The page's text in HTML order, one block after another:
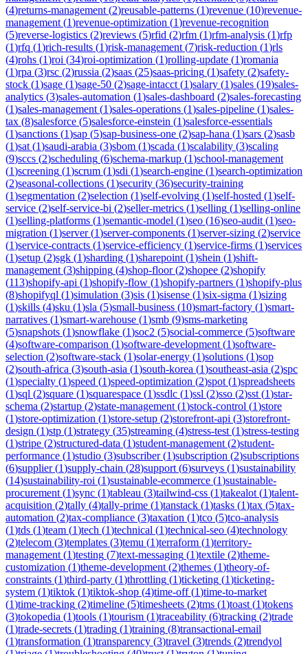
(4)returns-management (2)reusable-patterns (1)revenue (10)revenue-
management (1)revenue-optimization (1)revenue-recognition
(5)reverse-logistics (2)reviews (5)rfid (2)rfm (1)rfm-analysis (1)rfp
(1)rfq (1)rich-results (1)risk-management (7)risk-reduction (1)rls
(4)rohs (1)roi (34)roi-optimization (1)rolling-update (1)romania
(1)rpa (3)rsc (2)russia (2)saas (25)saas-pricing (1)safety (2)safety-
stock (1)sage (1)sage-50 (2)sage-intacct (1)salary (1)sales (19)sales-
analytics (3)sales-automation (1)sales-dashboard (2)sales-forecasting
(1)sales-management (1)sales-operations (1)sales-pipeline (1)sales-
tax (8)salesforce (5)salesforce-einstein (1)salesforce-essentials
(1)sanctions (1)sap (5)sap-business-one (2)sap-hana (1)sars (2)sasb
(1)sat (1)saudi-arabia (3)sbom (1)scada (1)scalability (3)scaling
(9)sccs (2)scheduling (6)schema-markup (1)school-management
(1)screening (1)scrum (1)sdi (1)search-engine (1)search-optimization
(2)seasonal-collections (1)security (36)security-training
(1)segmentation (2)selection (1)self-evolving (1)self-hosted (1)self-
service (2)self-service-bi (2)seller-metrics (1)selling (1)selling-online
(1)selling-platforms (1)semantic-model (1)seo (16)seo-audit (1)seo-
migration (1)server(1)server-components (1)server-sizing (2)service
(1)service-contracts (1)service-efficiency (1)service-firms (1)services
(1)setup (2)sgk (1)sharding (1)sharepoint (1)shein (1)shift-
management (3)shipping (4)shop-floor(2)shopee (2)shopify
(113)shopify-api (1)shopify-flow (1)shopify-partners (1)shopify-plus
(8)shopifyql (1)simulation (3)sis (1)sisense (1)six-sigma (1)sizing
(1)skills (4)sku (1)sla (5)small-business (10)smart-factory (1)smart-
narratives (1)smart-warehouse (1)smb (9)sms-marketing
(5)snapshots (1)snowflake (1)soc2 (5)social-commerce (5)software
(4)software-comparison (1)software-development (1)software-
selection (2)software-stack (1)solar-energy (1)solutions (1)sop
(2)south-africa (3)south-asia (1)south-korea (1)southeast-asia (2)spc
(1)specialty (1)speed (1)speed-optimization (2)spot (1)spreadsheets
(1)sql (2)square (1)squarespace (1)ssdlc (1)ssl (2)sso (2)sst (1)star-
schema (2)startup (2)state-management (1)stock-control (1)store
(1)store-optimization (1)store-setup (2)storefront-api (3)storefront-
design (1)stp (1)strategy (35)streaming (4)stress-test (1)stress-testing
(1)stripe (2)structured-data (1)student-management (2)student-
performance (1)studio (3)subscriber(1)subscription (2)subscriptions
(6)supplier(1)supply-chain (28)support (6)surveys (1)sustainability
(14)sustainability-roi (1)sustainable-ecommerce (1)sustainable-
procurement (1)sync (1)tableau (3)tailwind-css (1)takealot (1)talent-
acquisition (2)tally (4)tally-prime (1)tanstack (1)tasks (1)tax (5)tax-
automation (2)tax-compliance (3)taxation (1)tco (5)tco-analysis
(1)tds (1)team (1)tech (1)technical (1)technical-seo (4)technology
(2)telecom (3)templates (3)temu (1)terraform (1)territory-
management (1)testing (7)text-messaging (1)textile (2)theme-
customization (1)theme-development (2)themes (1)theory-of-
constraints (1)third-party (1)throttling (1)ticketing (1)ticketing-
system (1)tiktok (1)tiktok-shop (4)time-off(1)time-to-market
(1)time-tracking (2)timeline (5)timesheets (2)tms (1)toast (1)tokens
(3)tokopedia (1)tools (1)tourism (1)traceability (6)tracking (2)trade
(1)trade-secrets (1)trading (1)training (8)transactional-email
(1)transformation (1)transparency (3)travel (3)trends (2)trendyol